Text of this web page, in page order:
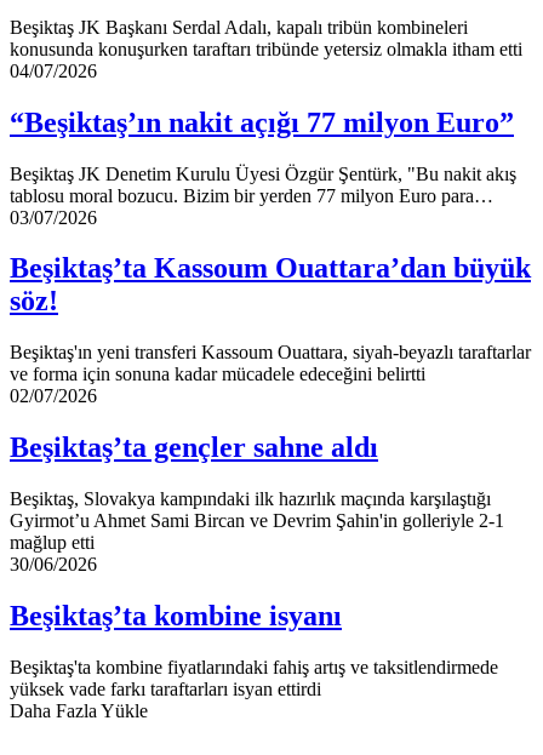
Beşiktaş JK Başkanı Serdal Adalı, kapalı tribün kombineleri
konusunda konuşurken taraftarı tribünde yetersiz olmakla itham etti
“Beşiktaş’ın
açığı
77
Euro”
04/07/2026
“Beşiktaş’ın nakit açığı 77 milyon Euro”
Beşiktaş JK Denetim Kurulu Üyesi Özgür Şentürk, "Bu nakit akış
tablosu moral bozucu. Bizim bir yerden 77 milyon Euro para…
Beşiktaş’ta
Ouattara’dan
büyük
söz!
03/07/2026
Beşiktaş’ta Kassoum Ouattara’dan büyük
söz!
Beşiktaş'ın yeni transferi Kassoum Ouattara, siyah-beyazlı taraftarlar
ve forma için sonuna kadar mücadele edeceğini belirtti
Beşiktaş’ta
sahne
aldı
02/07/2026
Beşiktaş’ta gençler sahne aldı
Beşiktaş, Slovakya kampındaki ilk hazırlık maçında karşılaştığı
Gyirmot’u Ahmet Sami Bircan ve Devrim Şahin'in golleriyle 2-1
mağlup etti
Beşiktaş’ta
isyanı
30/06/2026
Beşiktaş’ta kombine isyanı
Beşiktaş'ta kombine fiyatlarındaki fahiş artış ve taksitlendirmede
yüksek vade farkı taraftarları isyan ettirdi
Daha Fazla Yükle